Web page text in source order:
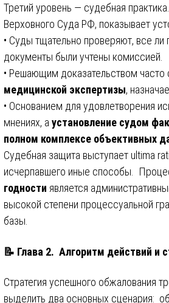
Третий уровень — судебная
Верховного Суда РФ, показывает
• Суды тщательно проверяют, все
документы были учтены комиссией.
• Решающим доказательством часто
медицинской экспертизы,
• Основанием для удовлетворения
мнениях, а установление судом
полном комплексе объективных
Судебная защита выступает ultima
исчерпавшего иные способы.
годности является
высокой степени процессуальной
базы.
📝 Глава 2. Алгоритм действий и
Стратегия успешного обжалования
выделить два основных сценария: